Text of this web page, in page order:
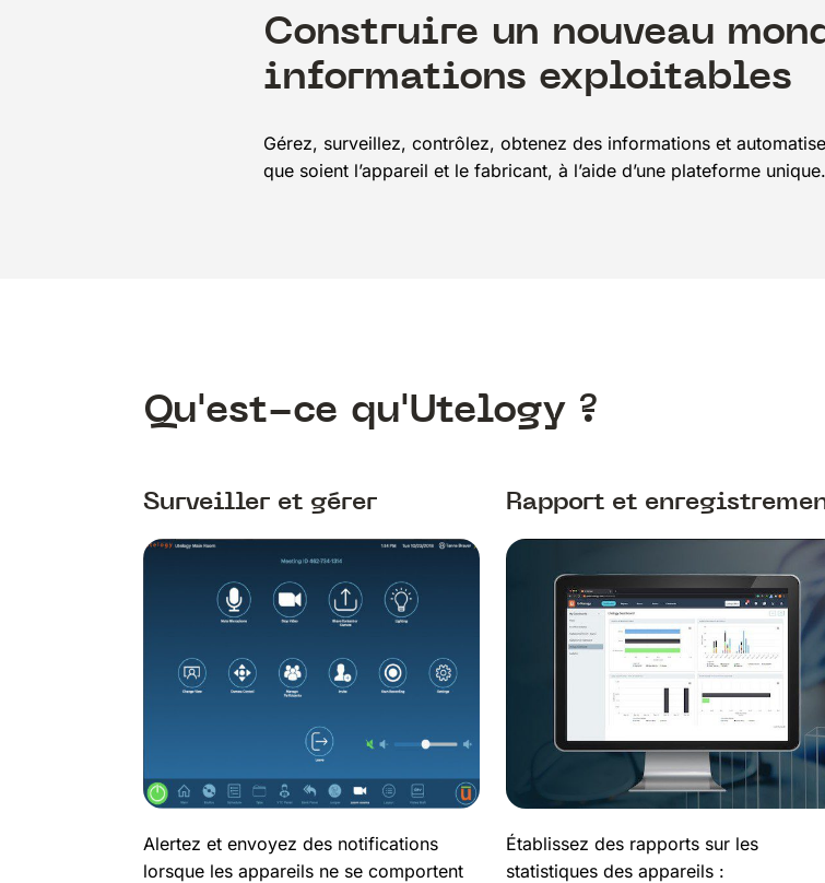
Construire un nouveau
informations exploitables
Gérez, surveillez, contrôlez, obtenez des informations et
que soient l’appareil et le fabricant, à l’aide d’une plateforme unique.
Qu'est-ce qu'Utelogy ?
Surveiller et gérer
Alertez et envoyez des notifications
lorsque les appareils ne se comportent
Rapport et
Établissez des rapports sur les
statistiques des appareils :